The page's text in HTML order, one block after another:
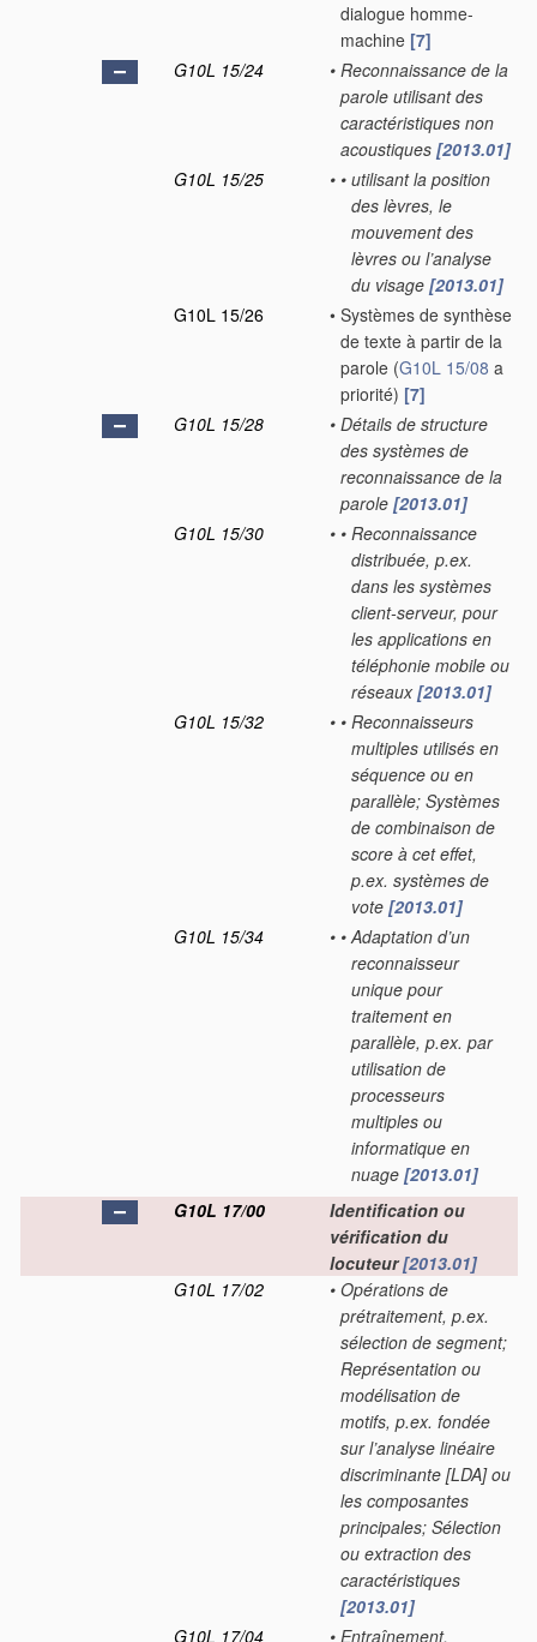
dialogue homme-
machine [7]
G10L 15/24
• Reconnaissance de la
parole utilisant des
caractéristiques non
acoustiques [2013.01]
G10L 15/25
• • utilisant la position
des lèvres, le
mouvement des
lèvres ou l’analyse
du visage [2013.01]
G10L 15/26
• Systèmes de synthèse
de texte à partir de la
parole (G10L 15/08 a
priorité) [7]
G10L 15/28
• Détails de structure
des systèmes de
reconnaissance de la
parole [2013.01]
G10L 15/30
• • Reconnaissance
distribuée, p.ex.
dans les systèmes
client-serveur, pour
les applications en
téléphonie mobile ou
réseaux[2013.01]
G10L 15/32
• • Reconnaisseurs
multiples utilisés en
séquence ou en
parallèle; Systèmes
de combinaison de
score à cet effet,
p.ex. systèmes de
vote [2013.01]
G10L 15/34
• • Adaptation d’un
reconnaisseur
unique pour
traitement en
parallèle, p.ex. par
utilisation de
processeurs
multiples ou
informatique en
nuage [2013.01]
G10L 17/00
Identification ou
vérification du
locuteur[2013.01]
G10L 17/02
• Opérations de
prétraitement, p.ex.
sélection de segment;
Représentation ou
modélisation de
motifs, p.ex. fondée
sur l’analyse linéaire
discriminante [LDA] ou
les composantes
principales; Sélection
ou extraction des
caractéristiques
[2013.01]
G10L 17/04
• Entraînement,